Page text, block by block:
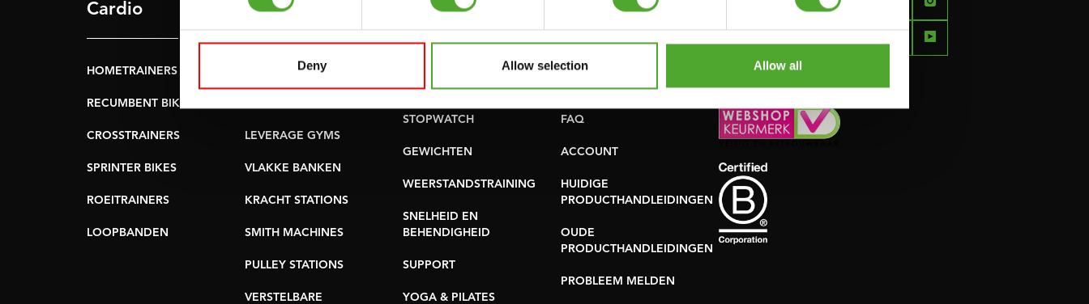
Deny Allow selection Allow all
Cardio
HOMETRAINERS
RECUMBENT BIKES
CROSSTRAINERS
SPRINTER BIKES
ROEITRAINERS
LOOPBANDEN
Kracht
POWER TOWERS
LEVERAGE GYMS
VLAKKE BANKEN
KRACHT STATIONS
SMITH MACHINES
PULLEY STATIONS
VERSTELBARE
Accessoires
TRAINING
STOPWATCH
GEWICHTEN
WEERSTANDSTRAINING
SNELHEID EN
BEHENDIGHEID
SUPPORT
YOGA & PILATES
Service
BESTELLING
HERROEPEN
FAQ
ACCOUNT
HUIDIGE
PRODUCTHANDLEIDINGEN
OUDE
PRODUCTHANDLEIDINGEN
PROBLEEM MELDEN
BETTER
EVERY
DAY